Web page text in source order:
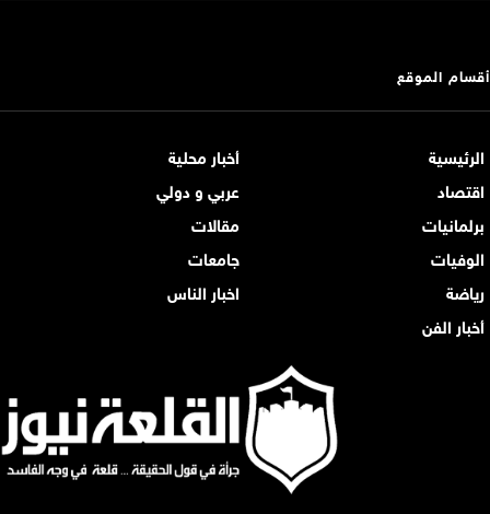
أقسام الموقع
الرئيسية
أخبار محلية
اقتصاد
عربي و دولي
برلمانيات
مقالات
الوفيات
جامعات
رياضة
اخبار الناس
أخبار الفن